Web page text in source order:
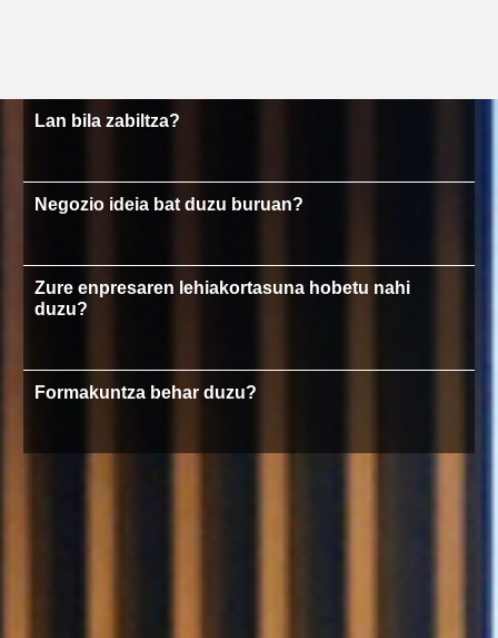
Lan bila zabiltza?
Negozio ideia bat duzu buruan?
Zure enpresaren lehiakortasuna hobetu nahi
duzu?
Formakuntza behar duzu?